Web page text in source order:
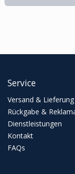
Service
Versand & Lieferung
Rückgabe &
Dienstleistungen
Kontakt
FAQs